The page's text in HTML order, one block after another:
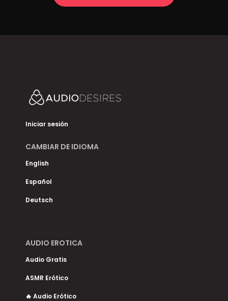
Iniciar sesión
CAMBIAR DE IDIOMA
English
Español
Deutsch
AUDIO EROTICA
Audio Gratis
ASMR Erótico
🔥 Audio Erótico